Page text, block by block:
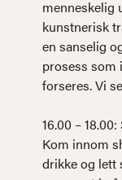
menneskelig
kunstnerisk
en sanselig
prosess som
forseres. Vi
16.00 –
Kom innom
drikke og lett